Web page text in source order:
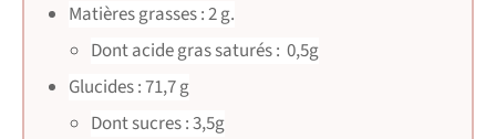
Matières grasses : 2 g.
Dont acide gras saturés : 0,5g
Glucides : 71,7 g
Dont sucres : 3,5g